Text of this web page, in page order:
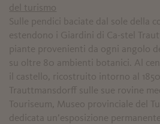
del turismo
Sulle pendici baciate dal sole della
estendono i Giardini di Ca-stel
piante provenienti da ogni angolo
su oltre 80 ambienti botanici. Al
il castello, ricostruito intorno al
Trauttmansdorff sulle sue rovine
Touriseum, Museo provinciale del
dedicata un’esposizione